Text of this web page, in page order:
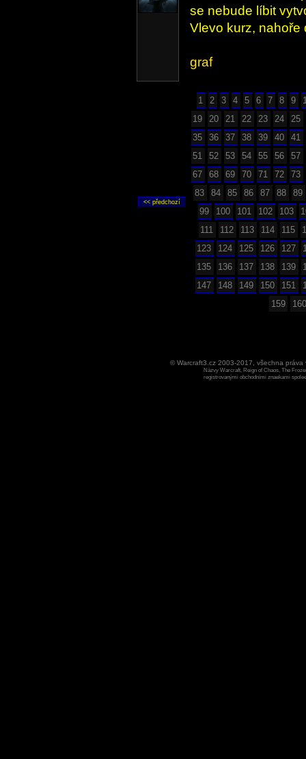
se nebude líbit
Vlevo kurz, nahoře
graf
1 2 3 4 5 6 7 8 9
19
20 21 22 23 24
25
35
36 37 38 39 40
41
51
52 53 54 55 56
57
67
68 69 70 71 72
73
83
84 85 86 87 88
89
99
100 101 102 103
111
112 113 114 115
123
124 125 126 127
135
136 137 138 139
147
148 149 150 151
159
160
© Warcraft3.cz 2003-2017, všechna
Názvy Warcraft, Reign of Chaos, The
registrovanými obchodními znaekami